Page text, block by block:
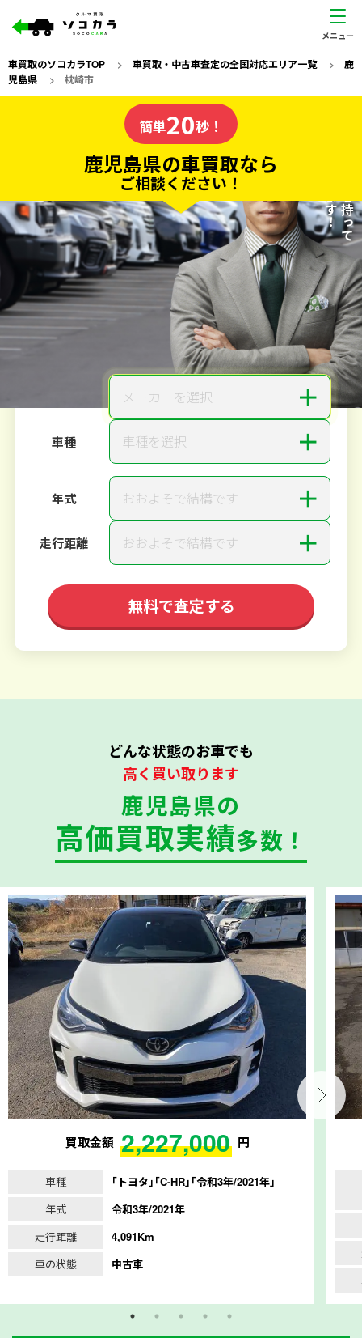
車買取のソコカラTOP > 車買取・中古車査定の全国対応エリア一覧> 鹿
児島県 > 枕崎市
の車買取なら
ソコカラの
電話か出張か、高い方の査定を提案。
だから高価買取!
私たちが責任を持って
査定いたします！
簡単20秒！
鹿児島県の車買取なら
ご相談ください！
20秒で入力完了！
無料で カンタンWeb査定
ご依頼いただいたお車を丁寧に査定いたします
メーカーを選択 ＋
車種 車種を選択 ＋
年式 おおよそで結構です ＋
走行距離 おおよそで結構です ＋
無料で査定する
どんな状態のお車でも
高く買い取ります
鹿児島県の
高価買取実績多数！
買取金額 2,227,000 円
車種
｢トヨタ｣｢C-HR｣｢令和3年/2021年｣
年式
令和3年/2021年
走行距離
4,091Km
車の状態
中古車